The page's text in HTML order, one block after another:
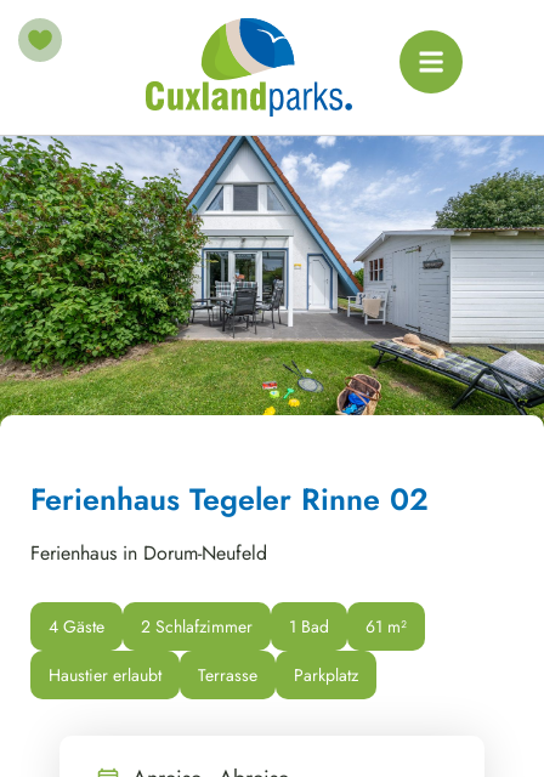
Ferienhaus Tegeler Rinne 02
Ferienhaus in Dorum-Neufeld
4 Gäste 2 Schlafzimmer 1 Bad 61 m²
Haustier erlaubt
Terrasse Parkplatz